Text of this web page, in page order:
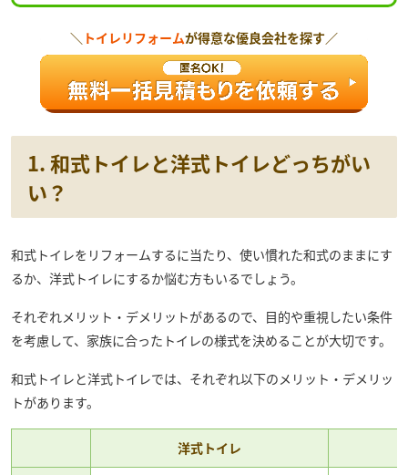
＼ トイレリフォームが得意な優良会社を探す／
1. 和式トイレと洋式トイレどっちがい
い？
和式トイレをリフォームするに当たり、使い慣れた和式のままにす
るか、洋式トイレにするか悩む方もいるでしょう。
それぞれメリット・デメリットがあるので、目的や重視したい条件
を考慮して、家族に合ったトイレの様式を決めることが大切です。
和式トイレと洋式トイレでは、それぞれ以下のメリット・デメリッ
トがあります。
洋式トイレ